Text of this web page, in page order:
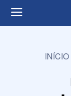
INÍCIO